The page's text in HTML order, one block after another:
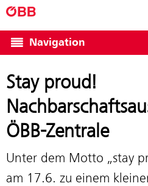
Navigation
Stay proud!
ÖBB-Zentrale
Unter dem Motto „stay
am 17.6. zu einem